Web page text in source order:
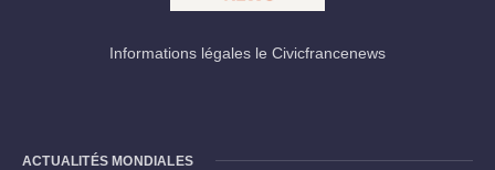
Informations légales le Civicfrancenews
ACTUALITÉS MONDIALES